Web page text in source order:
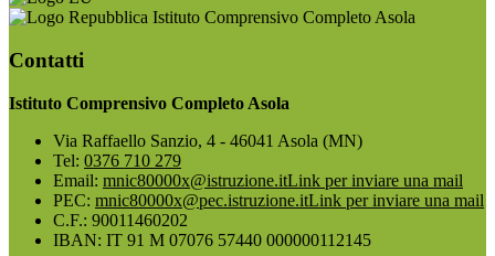
Istituto Comprensivo Completo Asola
Contatti
Istituto Comprensivo Completo Asola
Via Raffaello Sanzio, 4 - 46041 Asola (MN)
Tel: 0376 710 279
Email: mnic80000x@istruzione.itLink per inviare una mail
PEC: mnic80000x@pec.istruzione.itLink per inviare una mail
C.F.: 90011460202
IBAN: IT 91 M 07076 57440 000000112145